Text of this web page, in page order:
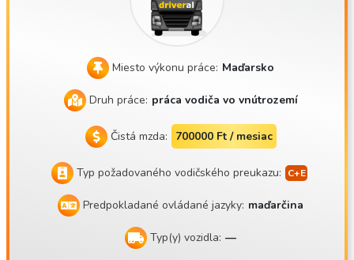
ými ťahačmi s chladenými návesmi. Naše sídlo je v Balotasz
állás. Parkovanie v okolí Budapešti. Prečo si vybrať práve n
vislosti od počtu odpracovaných dní v danom mesiaci a víke
ndov strávených na cestách Základný plat 373 200 Ft brutt
o (248 178 netto) Voľne voliteľný pobyt doma: 45-hodinový
odpočinok každý druhý víkend alebo na konci tretieho prac
ovného týždňa doma podľa dohody Počas voľna nie je potre
bné vykladať náves z ťahača Našich vodičov si vážime, rovn
zškodovú jazdu na konci roka Sme malá rodinná firma Sme
korektná a ochotná spoločnosť Aká je práca? Pracovné tur
nusy trvajú 2 týždne, zvyčajne sa jeden týždeň začína v pon
Miesto výkonu práce: Maďarsko
Druh práce: práca vodiča vo vnútrozemí
Čistá mzda: 700000 Ft / mesiac
Typ požadovaného vodičského preukazu:
Predpokladané ovládané jazyky: maďarčina
Typ(y) vozidla: —